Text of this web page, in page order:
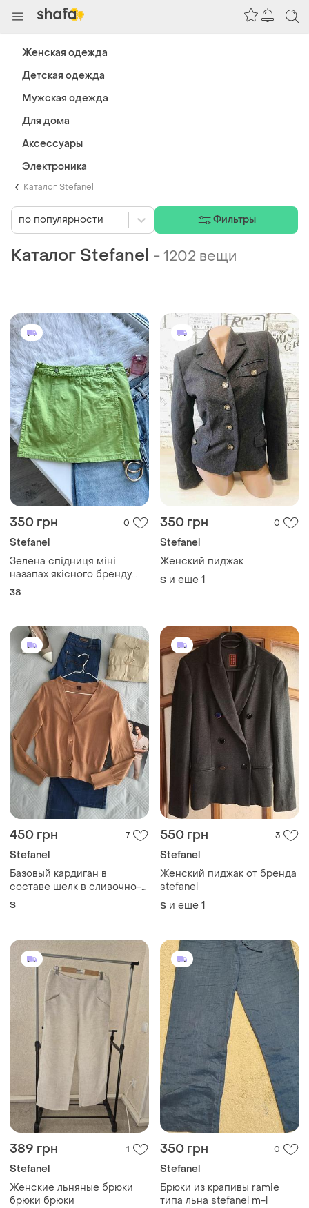
Каталог Stefanel
Каталог Stefanel -1202 вещи
350 грн 0
Stefanel
Зелена спідниця міні
назапах якісного бренду
stefanel y2k
38
350 грн 0
Stefanel
Женский пиджак
S и еще 1
450 грн 7
Stefanel
Базовый кардиган в
составе шелк в сливочно-
карамельном цвете в
S
550 грн 3
Stefanel
Женский пиджак от бренда
stefanel
S и еще 1
389 грн 1
Stefanel
Женские льняные брюки
брюки брюки
350 грн 0
Stefanel
Брюки из крапивы ramie
типа льна stefanel m-l
по популярности Фильтры
Женская одежда
Детская одежда
Мужская одежда
Для дома
Аксессуары
Электроника